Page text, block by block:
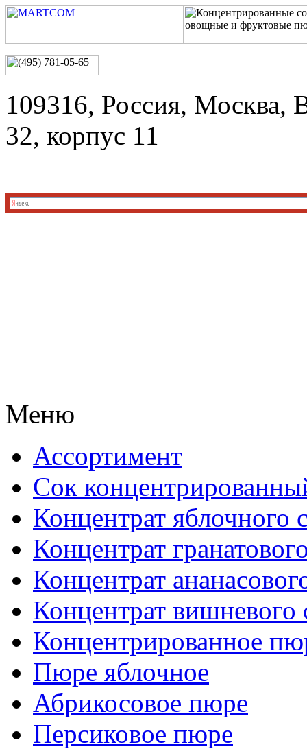
109316, Россия, Москва,
32, корпус 11
Меню
Ассортимент
Сок
Концентрат яблочного
Концентрат
Концентрат
Концентрат вишневого
Концентрированное
Пюре яблочное
Абрикосовое пюре
Персиковое пюре